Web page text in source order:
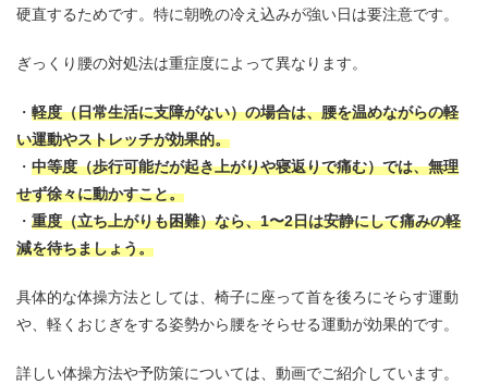
硬直するためです。特に朝晩の冷え込みが強い日は要注意です。
ぎっくり腰の対処法は重症度によって異なります。
軽度（日常生活に支障がない）の場合は、腰を温めながらの軽
い運動やストレッチが効果的。
中等度（歩行可能だが起き上がりや寝返りで痛む）では、無理
せず徐々に動かすこと。
重度（立ち上がりも困難）なら、1〜2日は安静にして痛みの軽
減を待ちましょう。
具体的な体操方法としては、椅子に座って首を後ろにそらす運動
や、軽くおじぎをする姿勢から腰をそらせる運動が効果的です。
詳しい体操方法や予防策については、動画でご紹介しています。